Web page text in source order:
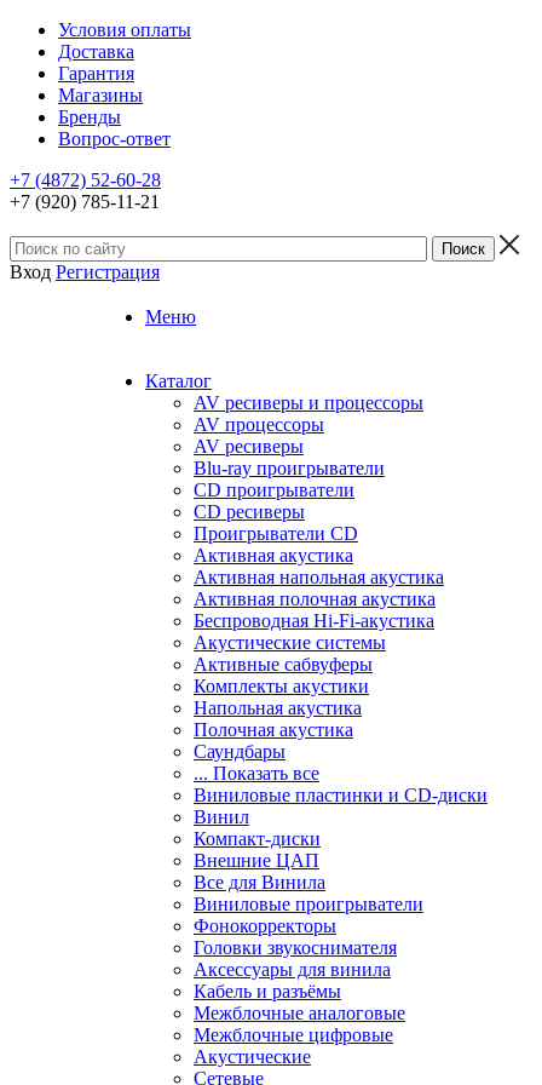
Условия оплаты
Доставка
Гарантия
Магазины
Бренды
Вопрос-ответ
+7 (4872) 52-60-28
+7 (920) 785-11-21
Вход Регистрация
Меню
Каталог
AV ресиверы и процессоры
AV процессоры
AV ресиверы
Blu-ray проигрыватели
CD проигрыватели
CD ресиверы
Проигрыватели CD
Активная акустика
Активная напольная акустика
Активная полочная акустика
Беспроводная Hi-Fi-акустика
Акустические системы
Активные сабвуферы
Комплекты акустики
Напольная акустика
Полочная акустика
Саундбары
... Показать все
Виниловые пластинки и CD-диски
Винил
Компакт-диски
Внешние ЦАП
Все для Винила
Виниловые проигрыватели
Фонокорректоры
Головки звукоснимателя
Аксессуары для винила
Кабель и разъёмы
Межблочные аналоговые
Межблочные цифровые
Акустические
Сетевые